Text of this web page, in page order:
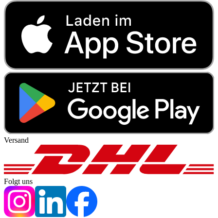
Versand
Folgt uns